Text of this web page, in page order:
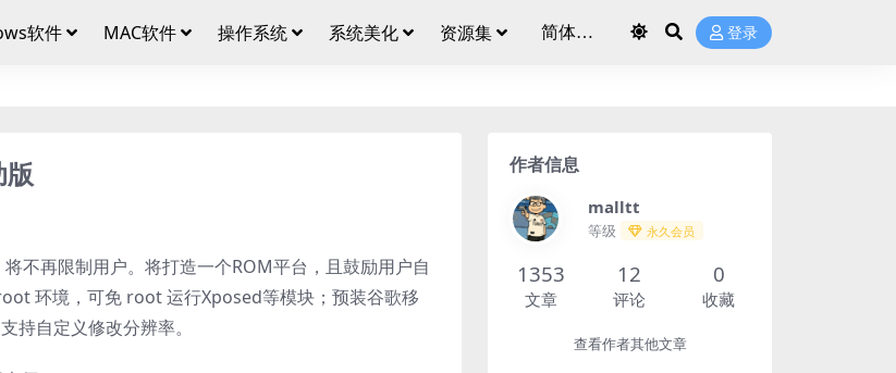
软件 MAC软件 操作系统 系统美化 资源集 登录
不再限制用户。将打造一个ROM平台，且鼓励用户自
环境，可免 root 运行Xposed等模块；预装谷歌移
持自定义修改分辨率。
作者信息
malltt
等级 永久会员
1353
文章
12
评论
0
收藏
查看作者其他文章